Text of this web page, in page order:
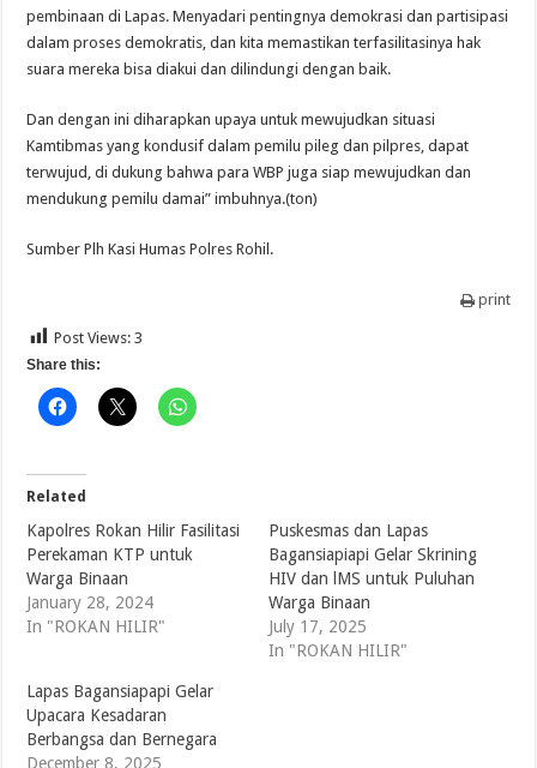
pembinaan di Lapas. Menyadari pentingnya demokrasi dan partisipasi
dalam proses demokratis, dan kita memastikan terfasilitasinya hak
suara mereka bisa diakui dan dilindungi dengan baik.
Dan dengan ini diharapkan upaya untuk mewujudkan situasi
Kamtibmas yang kondusif dalam pemilu pileg dan pilpres, dapat
terwujud, di dukung bahwa para WBP juga siap mewujudkan dan
mendukung pemilu damai” imbuhnya.(ton)
Sumber Plh Kasi Humas Polres Rohil.
print
Post Views: 3
Share this:
Related
Kapolres Rokan Hilir Fasilitasi
Perekaman KTP untuk
Warga Binaan
January 28, 2024
In "ROKAN HILIR"
Puskesmas dan Lapas
Bagansiapiapi Gelar Skrining
HIV dan lMS untuk Puluhan
Warga Binaan ‎
July 17, 2025
In "ROKAN HILIR"
Lapas Bagansiapapi Gelar
Upacara Kesadaran
Berbangsa dan Bernegara
December 8, 2025